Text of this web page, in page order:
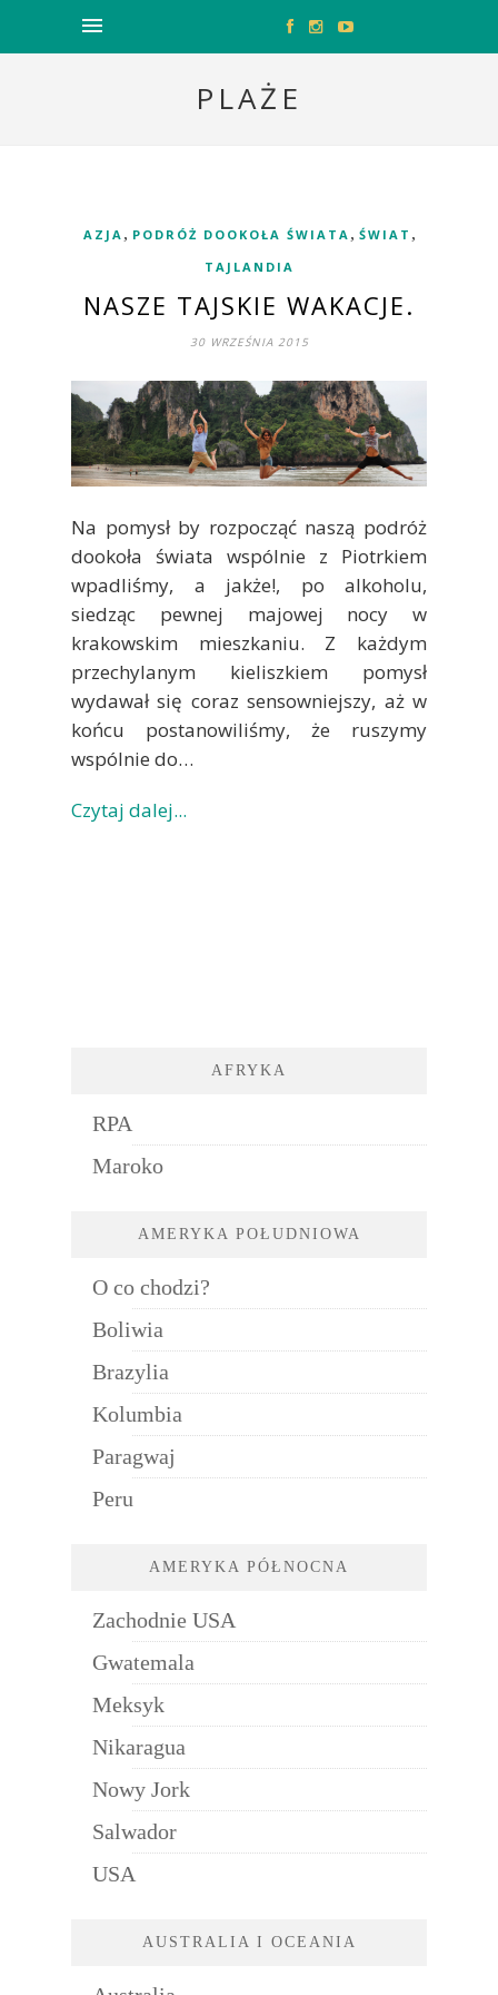
PLAŻE
AZJA , PODRÓŻ DOOKOŁA ŚWIATA , ŚWIAT ,
TAJLANDIA
NASZE TAJSKIE WAKACJE.
30 WRZEŚNIA 2015
Na pomysł by rozpocząć naszą podróż
dookoła świata wspólnie z Piotrkiem
wpadliśmy, a jakże!, po alkoholu,
siedząc pewnej majowej nocy w
krakowskim mieszkaniu. Z każdym
przechylanym kieliszkiem pomysł
wydawał się coraz sensowniejszy, aż w
końcu postanowiliśmy, że ruszymy
wspólnie do…
Czytaj dalej...
AFRYKA
RPA
Maroko
AMERYKA POŁUDNIOWA
O co chodzi?
Boliwia
Brazylia
Kolumbia
Paragwaj
Peru
AMERYKA PÓŁNOCNA
Zachodnie USA
Gwatemala
Meksyk
Nikaragua
Nowy Jork
Salwador
USA
AUSTRALIA I OCEANIA